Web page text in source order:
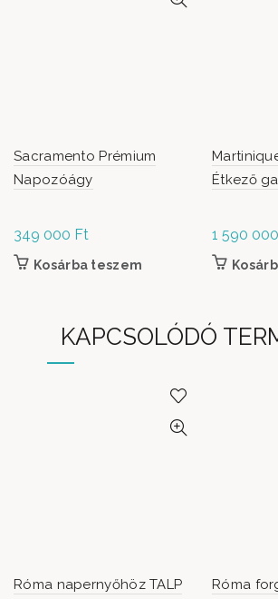
Sacramento Prémium
Napozóágy
349 000 Ft
Kosárba teszem
Étkező
1 590 000
KAPCSOLÓDÓ
Róma napernyőhöz TALP
Róma